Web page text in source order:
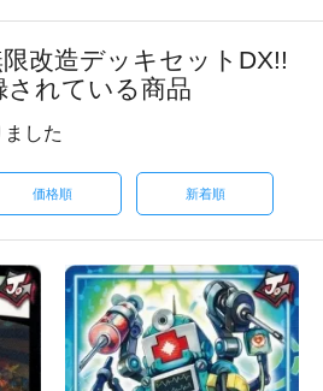
限改造デッキセットDX!!
されている商品
した
価格順 新着順